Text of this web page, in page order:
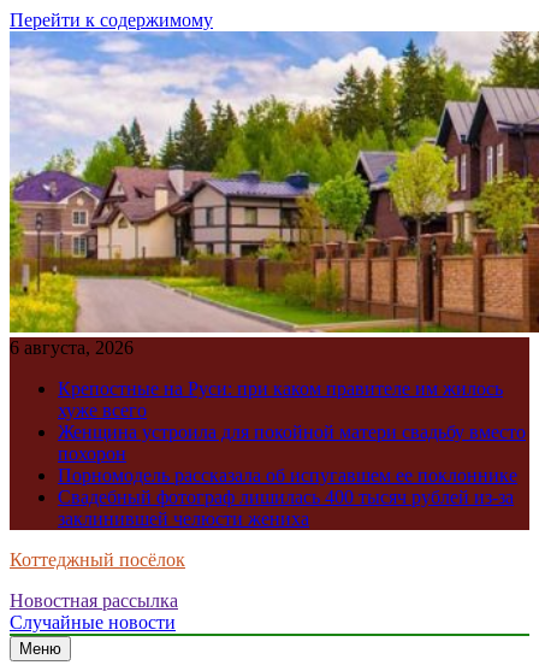
Перейти к содержимому
6 августа, 2026
Крепостные на Руси: при каком правителе им жилось
хуже всего
Женщина устроила для покойной матери свадьбу вместо
похорон
Порномодель рассказала об испугавшем ее поклоннике
Свадебный фотограф лишилась 400 тысяч рублей из-за
заклинившей челюсти жениха
Коттеджный посёлок
Новостная рассылка
Случайные новости
Меню